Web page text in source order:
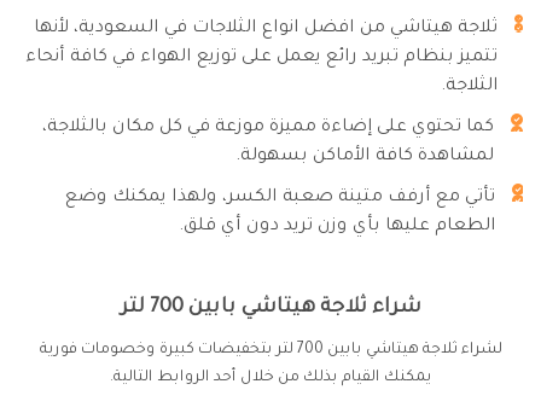
ثلاجة هيتاشي من افضل انواع الثلاجات في السعودية، لأنها
تتميز بنظام تبريد رائع يعمل على توزيع الهواء في كافة أنحاء
الثلاجة.
كما تحتوي على إضاءة مميزة موزعة في كل مكان بالثلاجة،
لمشاهدة كافة الأماكن بسهولة.
تأتي مع أرفف متينة صعبة الكسر، ولهذا يمكنك وضع
الطعام عليها بأي وزن تريد دون أي قلق.
شراء ثلاجة هيتاشي بابين 700 لتر
لشراء ثلاجة هيتاشي بابين 700 لتر بتخفيضات كبيرة وخصومات فورية
يمكنك القيام بذلك من خلال أحد الروابط التالية.